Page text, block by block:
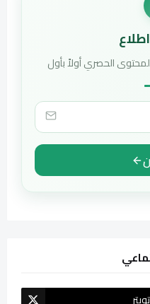
الحصري أولاً بأول
تويتر